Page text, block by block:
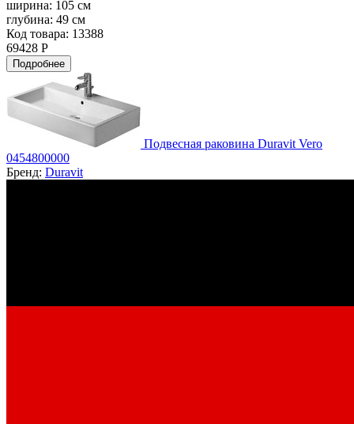
ширина: 105 см
глубина: 49 см
Код товара: 13388
69428 Р
Подробнее
Подвесная раковина Duravit Vero
0454800000
Бренд: Duravit